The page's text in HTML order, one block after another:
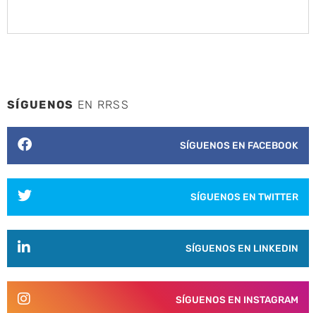
SÍGUENOS EN RRSS
SÍGUENOS EN FACEBOOK
SÍGUENOS EN TWITTER
SÍGUENOS EN LINKEDIN
SÍGUENOS EN INSTAGRAM